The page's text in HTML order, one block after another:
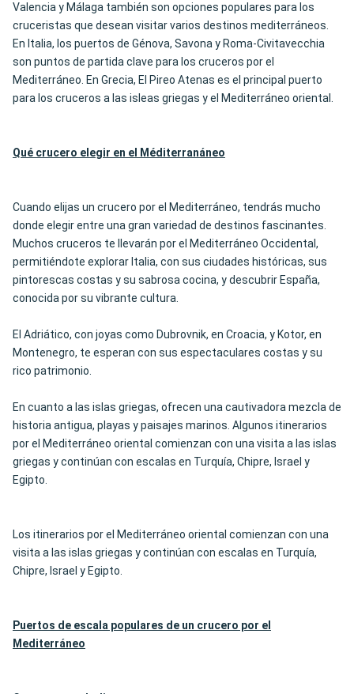
Valencia y Málaga también son opciones populares para los
cruceristas que desean visitar varios destinos mediterráneos.
En Italia, los puertos de Génova, Savona y Roma-Civitavecchia
son puntos de partida clave para los cruceros por el
Mediterráneo. En Grecia, El Pireo Atenas es el principal puerto
para los cruceros a las isleas griegas y el Mediterráneo oriental.
Qué crucero elegir en el Méditerranáneo
Cuando elijas un crucero por el Mediterráneo, tendrás mucho
donde elegir entre una gran variedad de destinos fascinantes.
Muchos cruceros te llevarán por el Mediterráneo Occidental,
permitiéndote explorar Italia, con sus ciudades históricas, sus
pintorescas costas y su sabrosa cocina, y descubrir España,
conocida por su vibrante cultura.
El Adriático, con joyas como Dubrovnik, en Croacia, y Kotor, en
Montenegro, te esperan con sus espectaculares costas y su
rico patrimonio.
En cuanto a las islas griegas, ofrecen una cautivadora mezcla de
historia antigua, playas y paisajes marinos. Algunos itinerarios
por el Mediterráneo oriental comienzan con una visita a las islas
griegas y continúan con escalas en Turquía, Chipre, Israel y
Egipto.
Los itinerarios por el Mediterráneo oriental comienzan con una
visita a las islas griegas y continúan con escalas en Turquía,
Chipre, Israel y Egipto.
Puertos de escala populares de un crucero por el
Mediterráneo